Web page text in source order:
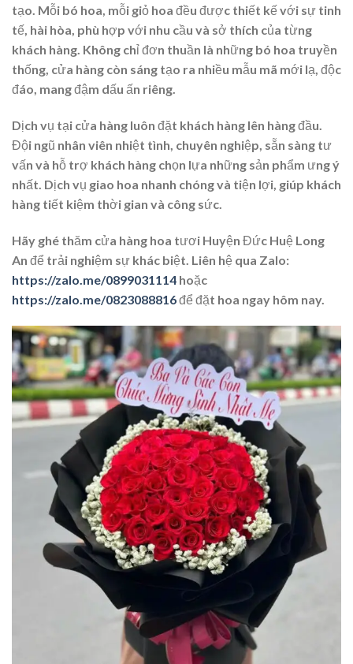
tạo. Mỗi bó hoa, mỗi giỏ hoa đều được thiết kế với sự tinh
tế, hài hòa, phù hợp với nhu cầu và sở thích của từng
khách hàng. Không chỉ đơn thuần là những bó hoa truyền
thống, cửa hàng còn sáng tạo ra nhiều mẫu mã mới lạ, độc
đáo, mang đậm dấu ấn riêng.
Dịch vụ tại cửa hàng luôn đặt khách hàng lên hàng đầu.
Đội ngũ nhân viên nhiệt tình, chuyên nghiệp, sẵn sàng tư
vấn và hỗ trợ khách hàng chọn lựa những sản phẩm ưng ý
nhất. Dịch vụ giao hoa nhanh chóng và tiện lợi, giúp khách
hàng tiết kiệm thời gian và công sức.
Hãy ghé thăm cửa hàng hoa tươi Huyện Đức Huệ Long
An để trải nghiệm sự khác biệt. Liên hệ qua Zalo:
https://zalo.me/0899031114 hoặc
https://zalo.me/0823088816để đặt hoa ngay hôm nay.